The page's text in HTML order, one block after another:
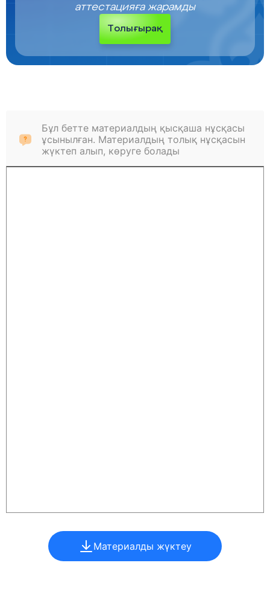
аттестацияға жарамды
Толығырақ
Бұл бетте материалдың қысқаша нұсқасы
ұсынылған. Материалдың толық нұсқасын
жүктеп алып, көруге болады
Материалды жүктеу